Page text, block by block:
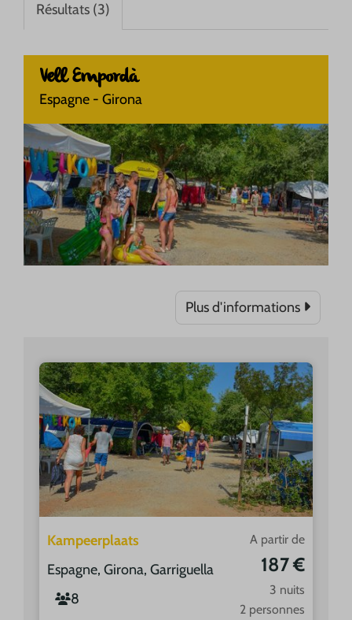
Résultats (3)
Vell Empordà
Espagne - Girona
Plus d'informations
A partir de
187 €
3 nuits
2 personnes
Kampeerplaats
Espagne, Girona, Garriguella
8